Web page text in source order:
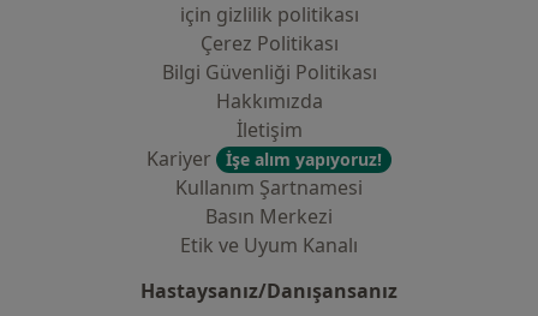
i̇çin gizlilik politikası
Çerez Politikası
Bilgi Güvenliği Politikası
Hakkımızda
İletişim
Kariyer
İşe alım yapıyoruz!
Kullanım Şartnamesi
Basın Merkezi
Etik ve Uyum Kanalı
Hastaysanız/Danışansanız